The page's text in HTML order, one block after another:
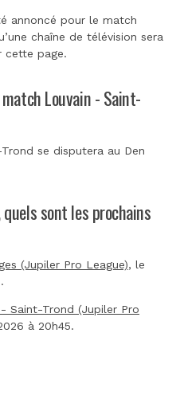
annoncé pour le match
chaîne de télévision sera
cette page.
Louvain - Saint-
se disputera au Den
sont les prochains
(Jupiler Pro League), le
Saint-Trond (Jupiler Pro
à 20h45.